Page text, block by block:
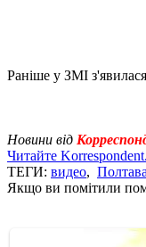
Раніше у ЗМІ
Новини від
Читайте
ТЕГИ: видео, Полтава
Якщо ви помітили